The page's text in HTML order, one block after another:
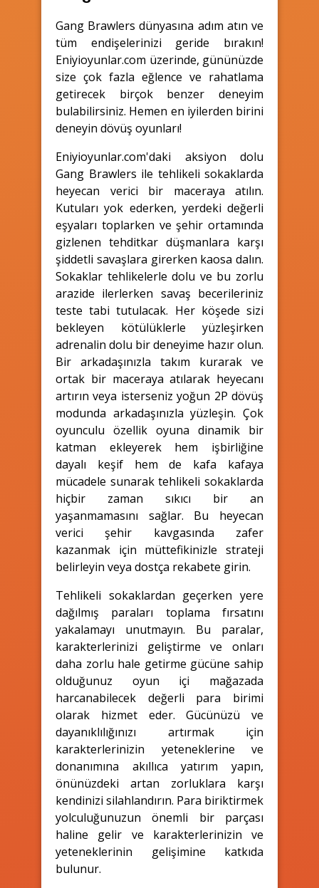
Gang Brawlers dünyasına adım atın ve
tüm endişelerinizi geride bırakın!
Eniyioyunlar.com üzerinde, gününüzde
size çok fazla eğlence ve rahatlama
getirecek birçok benzer deneyim
bulabilirsiniz. Hemen en iyilerden birini
deneyin dövüş oyunları!
Eniyioyunlar.com'daki aksiyon dolu
Gang Brawlers ile tehlikeli sokaklarda
heyecan verici bir maceraya atılın.
Kutuları yok ederken, yerdeki değerli
eşyaları toplarken ve şehir ortamında
gizlenen tehditkar düşmanlara karşı
şiddetli savaşlara girerken kaosa dalın.
Sokaklar tehlikelerle dolu ve bu zorlu
arazide ilerlerken savaş becerileriniz
teste tabi tutulacak. Her köşede sizi
bekleyen kötülüklerle yüzleşirken
adrenalin dolu bir deneyime hazır olun.
Bir arkadaşınızla takım kurarak ve
ortak bir maceraya atılarak heyecanı
artırın veya isterseniz yoğun 2P dövüş
modunda arkadaşınızla yüzleşin. Çok
oyunculu özellik oyuna dinamik bir
katman ekleyerek hem işbirliğine
dayalı keşif hem de kafa kafaya
mücadele sunarak tehlikeli sokaklarda
hiçbir zaman sıkıcı bir an
yaşanmamasını sağlar. Bu heyecan
verici şehir kavgasında zafer
kazanmak için müttefikinizle strateji
belirleyin veya dostça rekabete girin.
Tehlikeli sokaklardan geçerken yere
dağılmış paraları toplama fırsatını
yakalamayı unutmayın. Bu paralar,
karakterlerinizi geliştirme ve onları
daha zorlu hale getirme gücüne sahip
olduğunuz oyun içi mağazada
harcanabilecek değerli para birimi
olarak hizmet eder. Gücünüzü ve
dayanıklılığınızı artırmak için
karakterlerinizin yeteneklerine ve
donanımına akıllıca yatırım yapın,
önünüzdeki artan zorluklara karşı
kendinizi silahlandırın. Para biriktirmek
yolculuğunuzun önemli bir parçası
haline gelir ve karakterlerinizin ve
yeteneklerinin gelişimine katkıda
bulunur.